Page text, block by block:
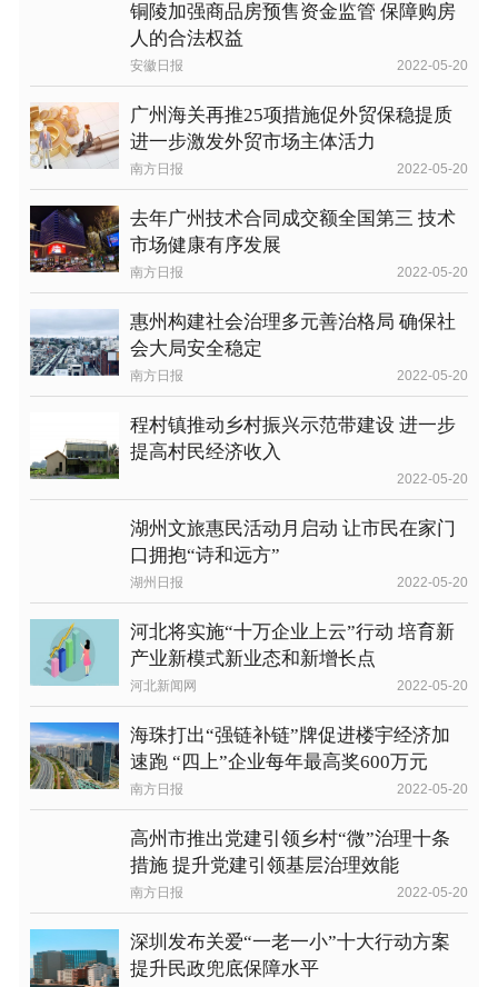
铜陵加强商品房预售资金监管 保障购房
人的合法权益
安徽日报 2022-05-20
广州海关再推25项措施促外贸保稳提质
进一步激发外贸市场主体活力
南方日报 2022-05-20
去年广州技术合同成交额全国第三 技术
市场健康有序发展
南方日报 2022-05-20
惠州构建社会治理多元善治格局 确保社
会大局安全稳定
南方日报 2022-05-20
程村镇推动乡村振兴示范带建设 进一步
提高村民经济收入
2022-05-20
湖州文旅惠民活动月启动 让市民在家门
口拥抱“诗和远方”
湖州日报 2022-05-20
河北将实施“十万企业上云”行动 培育新
产业新模式新业态和新增长点
河北新闻网 2022-05-20
海珠打出“强链补链”牌促进楼宇经济加
速跑 “四上”企业每年最高奖600万元
南方日报 2022-05-20
高州市推出党建引领乡村“微”治理十条
措施 提升党建引领基层治理效能
南方日报 2022-05-20
深圳发布关爱“一老一小”十大行动方案
提升民政兜底保障水平